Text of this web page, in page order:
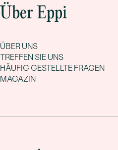
Über Eppi
ÜBER UNS
TREFFEN SIE UNS
HÄUFIG GESTELLTE FRAGEN
MAGAZIN